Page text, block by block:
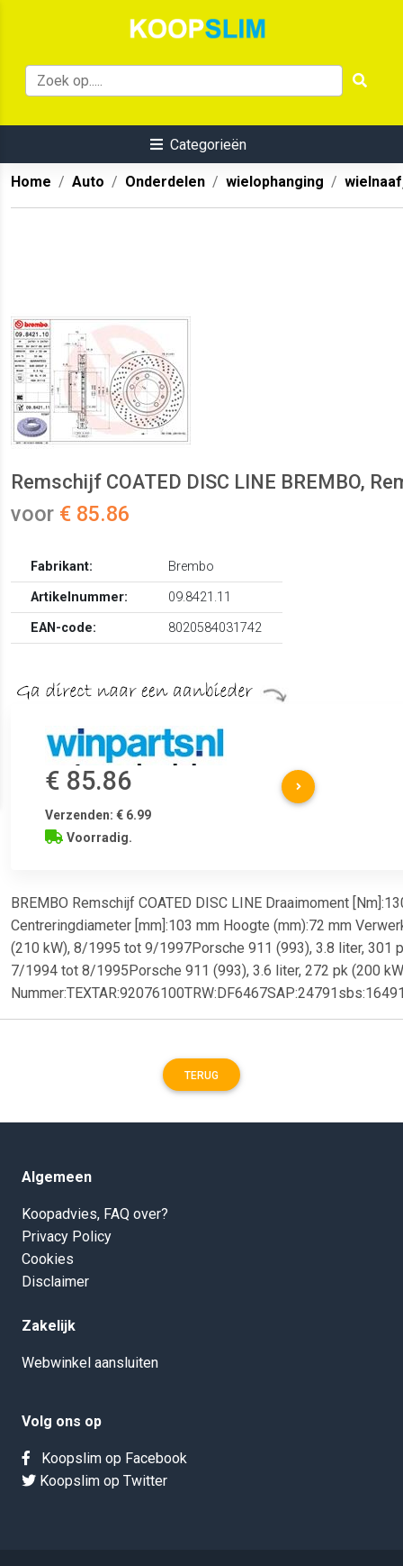
Categorieën
Home Auto Onderdelen wielophanging
Remschijf COATED DISC LINE BREMBO,
voor € 85.86
Fabrikant:
Brembo
Artikelnummer:
09.8421.11
EAN-code:
8020584031742
€ 85.86
Verzenden: € 6.99
Voorradig.
BREMBO Remschijf COATED DISC LINE Draaimoment
Centreringdiameter [mm]:103 mm Hoogte (mm):72 mm
(210 kW), 8/1995 tot 9/1997Porsche 911 (993), 3.8 liter, 301
7/1994 tot 8/1995Porsche 911 (993), 3.6 liter, 272 pk (200
TERUG
Algemeen
Koopadvies, FAQ over?
Privacy Policy
Cookies
Disclaimer
Zakelijk
Webwinkel aansluiten
Volg ons op
Koopslim op Facebook
Koopslim op Twitter